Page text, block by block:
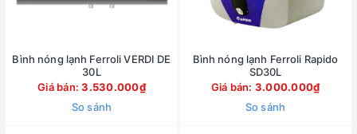
Bình nóng lạnh Ferroli VERDI DE
30L
Giá bán:3.530.000₫
So sánh
Bình nóng lạnh Ferroli Rapido
SD30L
Giá bán: 3.000.000₫
So sánh